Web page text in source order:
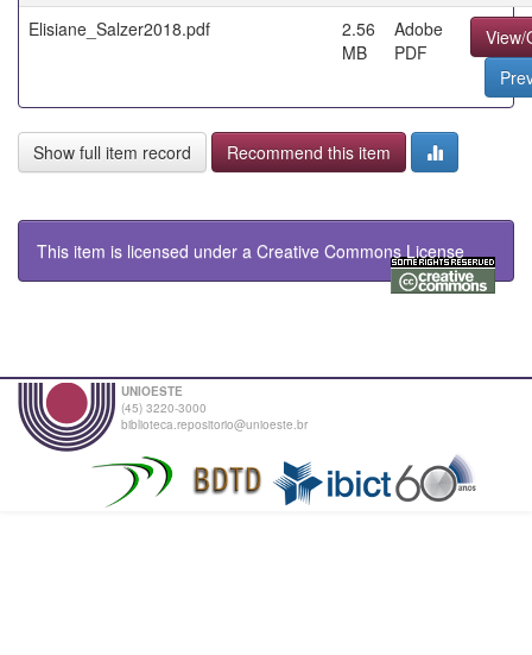
Elisiane_Salzer2018.pdf
2.56
MB
Adobe
PDF
View/
Show full item record Recommend this item
This item is licensed under a Creative Commons License
UNIOESTE
(45) 3220-3000
biblioteca.repositorio@unioeste.br